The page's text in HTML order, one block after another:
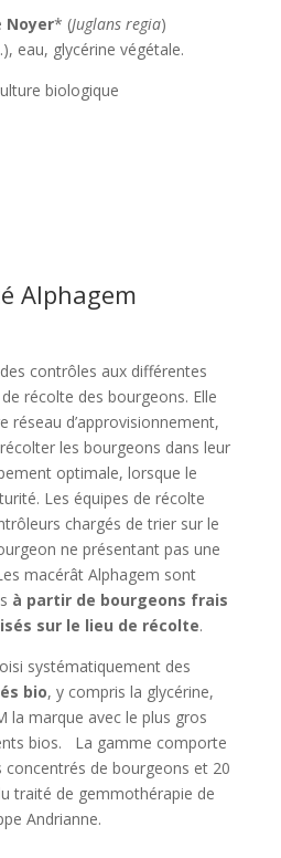
Noyer* (Juglans regia)
eau, glycérine végétale.
biologique
Alphagem
contrôles aux différentes
récolte des bourgeons. Elle
réseau d’approvisionnement,
les bourgeons dans leur
optimale, lorsque le
Les équipes de récolte
chargés de trier sur le
ne présentant pas une
macérât Alphagem sont
à partir de bourgeons frais
sur le lieu de récolte.
systématiquement des
bio, y compris la glycérine,
la marque avec le plus gros
bios. La gamme comporte
concentrés de bourgeons et 20
traité de gemmothérapie de
Andrianne.